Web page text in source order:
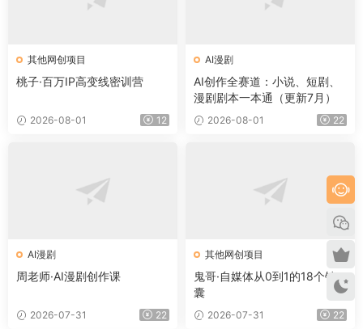
其他网创项目
桃子·百万IP高变线密训营
2026-08-01 12
AI漫剧
AI创作全赛道：小说、短剧、
漫剧剧本一本通（更新7月）
2026-08-01 22
AI漫剧
周老师·AI漫剧创作课
2026-07-31 22
其他网创项目
鬼哥·自媒体从0到1的18个锦
囊
2026-07-31 22